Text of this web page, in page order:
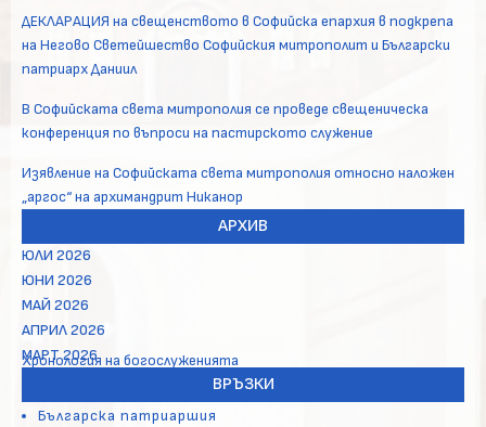
ДЕКЛАРАЦИЯ на свещенството в Софийска епархия в подкрепа
на Негово Светейшество Софийския митрополит и Български
патриарх Даниил
В Софийската света митрополия се проведе свещеническа
конференция по въпроси на пастирското служение
Изявление на Софийската света митрополия относно наложен
„аргос“ на архимандрит Никанор
АРХИВ
ЮЛИ 2026
ЮНИ 2026
МАЙ 2026
АПРИЛ 2026
МАРТ 2026
Хронология на богослуженията
ВРЪЗКИ
Българска патриаршия